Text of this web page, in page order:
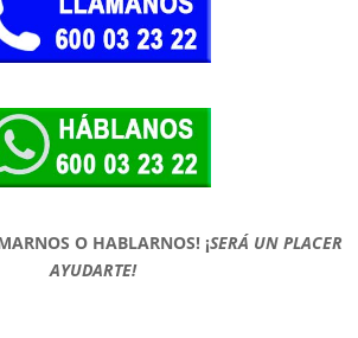
O HABLARNOS! ¡SERÁ UN PLACER
AYUDARTE!